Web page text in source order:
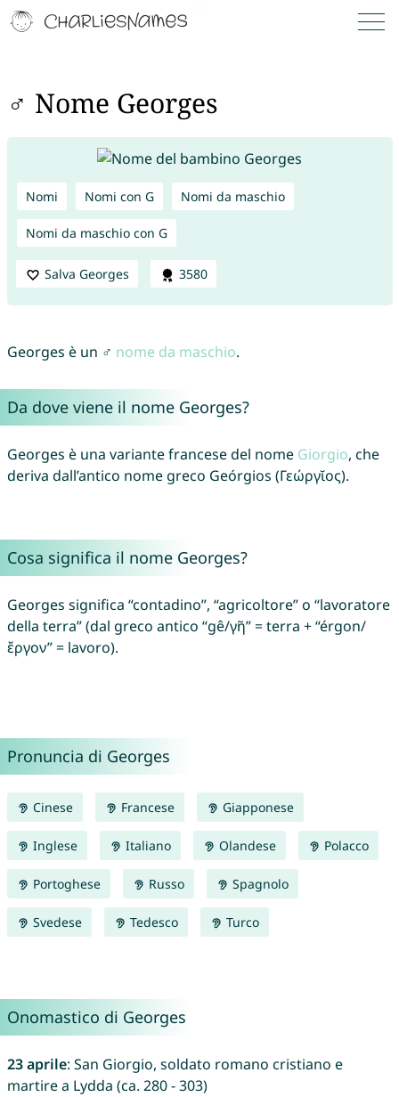
♂ Nome Georges
Nomi Nomi con G Nomi da maschio
Nomi da maschio con G
Salva Georges 3580
Georges è un ♂ nome da maschio.
Da dove viene il nome Georges?
Georges è una variante francese del nome Giorgio, che
deriva dall’antico nome greco Geórgios (Γεώργῐος).
Cosa significa il nome Georges?
Georges significa “contadino”, “agricoltore” o “lavoratore
della terra” (dal greco antico “gê/γῆ” = terra + “érgon/
ἔργον” = lavoro).
Pronuncia di Georges
Cinese Francese Giapponese
Inglese Italiano Olandese Polacco
Portoghese Russo Spagnolo
Svedese Tedesco Turco
Onomastico di Georges
23 aprile: San Giorgio, soldato romano cristiano e
martire a Lydda (ca. 280 - 303)